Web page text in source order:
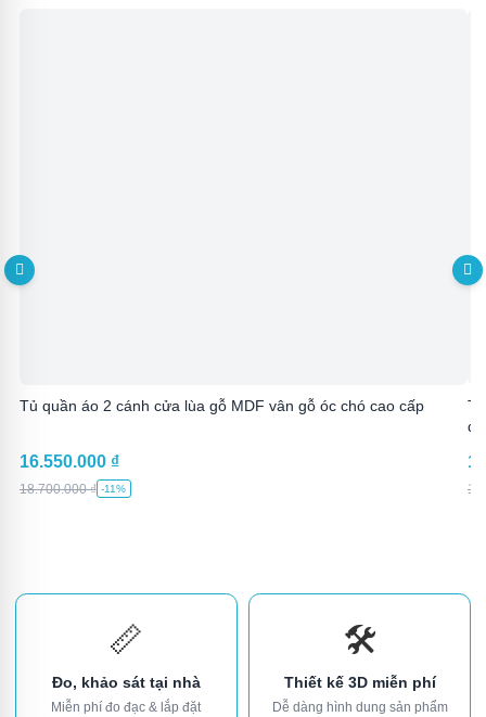
Tủ quần áo 2 cánh cửa lùa gỗ MDF vân gỗ óc chó cao cấp
16.550.000 ₫
18.700.000₫ -11%
📏
Đo, khảo sát tại nhà
Miễn phí đo đạc & lắp đặt
🛠️
Thiết kế 3D miễn phí
Dễ dàng hình dung sản phẩm